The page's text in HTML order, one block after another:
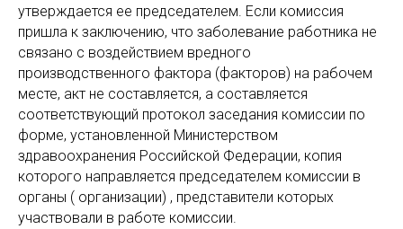
утверждается ее председателем. Если комиссия
пришла к заключению, что заболевание работника не
связано с воздействием вредного
производственного фактора (факторов) на рабочем
месте, акт не составляется, а составляется
соответствующий протокол заседания комиссии по
форме, установленной Министерством
здравоохранения Российской Федерации, копия
которого направляется председателем комиссии в
органы ( организации) , представители которых
участвовали в работе комиссии.